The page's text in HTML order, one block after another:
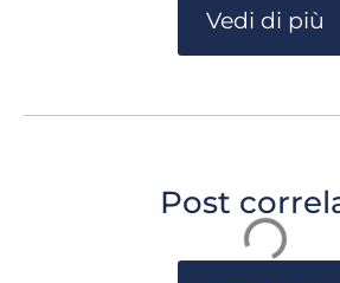
Vedi di più
Post